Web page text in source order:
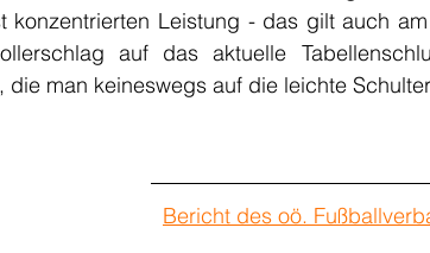
konzentrierten Leistung - das gilt auch
auf das aktuelle
die man keineswegs auf die leichte
Bericht des oö.